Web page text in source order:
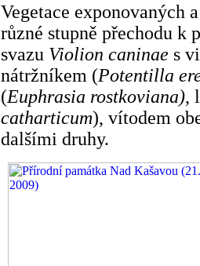
Vegetace exponovaných
různé stupně přechodu
svazu Violion caninae s
nátržníkem (Potentilla
(Euphrasia rostkoviana),
catharticum), vítodem
dalšími druhy.